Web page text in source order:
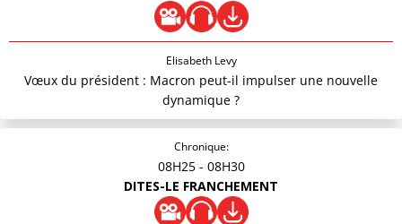
Elisabeth Levy
Vœux du président : Macron peut-il impulser une nouvelle
dynamique ?
Chronique:
08H25 - 08H30
DITES-LE FRANCHEMENT